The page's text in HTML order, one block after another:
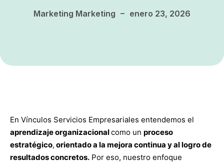
Marketing Marketing – enero 23, 2026
En Vínculos Servicios Empresariales entendemos el
aprendizaje organizacionalcomo un proceso
estratégico, orientado a la mejora continua y al logro de
resultados concretos. Por eso, nuestro enfoque